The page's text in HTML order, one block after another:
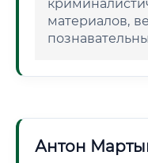
материалов,
Антон